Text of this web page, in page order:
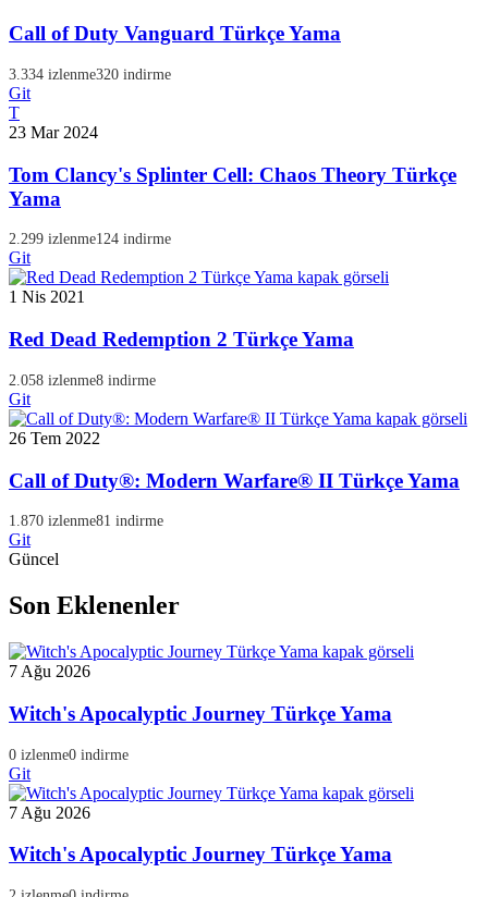
Call of Duty Vanguard Türkçe Yama
3.334 izlenme320 indirme
Git
T
23 Mar 2024
Tom Clancy's Splinter Cell: Chaos Theory Türkçe
Yama
2.299 izlenme124 indirme
Git
1 Nis 2021
Red Dead Redemption 2 Türkçe Yama
2.058 izlenme8 indirme
Git
26 Tem 2022
Call of Duty®: Modern Warfare® II Türkçe Yama
1.870 izlenme81 indirme
Git
Güncel
Son Eklenenler
7 Ağu 2026
Witch's Apocalyptic Journey Türkçe Yama
0 izlenme0 indirme
Git
7 Ağu 2026
Witch's Apocalyptic Journey Türkçe Yama